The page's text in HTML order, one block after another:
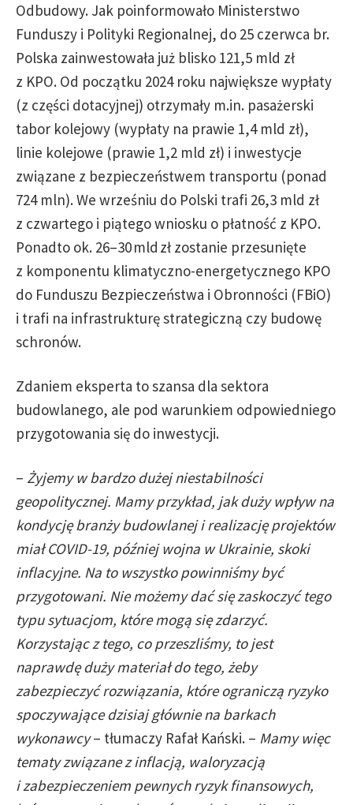
Odbudowy. Jak poinformowało Ministerstwo
Funduszy i Polityki Regionalnej, do 25 czerwca br.
Polska zainwestowała już blisko 121,5 mld zł
z KPO. Od początku 2024 roku największe wypłaty
(z części dotacyjnej) otrzymały m.in. pasażerski
tabor kolejowy (wypłaty na prawie 1,4 mld zł),
linie kolejowe (prawie 1,2 mld zł) i inwestycje
związane z bezpieczeństwem transportu (ponad
724 mln). We wrześniu do Polski trafi 26,3 mld zł
z czwartego i piątego wniosku o płatność z KPO.
Ponadto ok. 26–30 mld zł zostanie przesunięte
z komponentu klimatyczno-energetycznego KPO
do Funduszu Bezpieczeństwa i Obronności (FBiO)
i trafi na infrastrukturę strategiczną czy budowę
schronów.
Zdaniem eksperta to szansa dla sektora
budowlanego, ale pod warunkiem odpowiedniego
przygotowania się do inwestycji.
– Żyjemy w bardzo dużej niestabilności
geopolitycznej. Mamy przykład, jak duży wpływ na
kondycję branży budowlanej i realizację projektów
miał COVID-19, później wojna w Ukrainie, skoki
inflacyjne. Na to wszystko powinniśmy być
przygotowani. Nie możemy dać się zaskoczyć tego
typu sytuacjom, które mogą się zdarzyć.
Korzystając z tego, co przeszliśmy, to jest
naprawdę duży materiał do tego, żeby
zabezpieczyć rozwiązania, które ograniczą ryzyko
spoczywające dzisiaj głównie na barkach
wykonawcy– tłumaczy Rafał Kański. – Mamy więc
tematy związane z inflacją, waloryzacją
i zabezpieczeniem pewnych ryzyk finansowych,